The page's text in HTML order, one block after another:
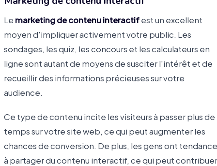
Le marketing de contenu interactifest un excellent
moyen d'impliquer activement votre public. Les
sondages, les quiz, les concours et les calculateurs en
ligne sont autant de moyens de susciter l'intérêt et de
recueillir des informations précieuses sur votre
audience.
Ce type de contenu incite les visiteurs à passer plus de
temps sur votre site web, ce qui peut augmenter les
chances de conversion. De plus, les gens ont tendance
à partager du contenu interactif, ce qui peut contribuer